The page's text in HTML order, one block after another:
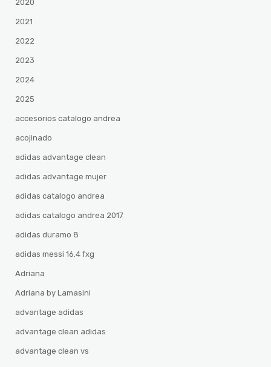
2020
2021
2022
2023
2024
2025
accesorios catalogo andrea
acojinado
adidas advantage clean
adidas advantage mujer
adidas catalogo andrea
adidas catalogo andrea 2017
adidas duramo 8
adidas messi 16.4 fxg
Adriana
Adriana by Lamasini
advantage adidas
advantage clean adidas
advantage clean vs